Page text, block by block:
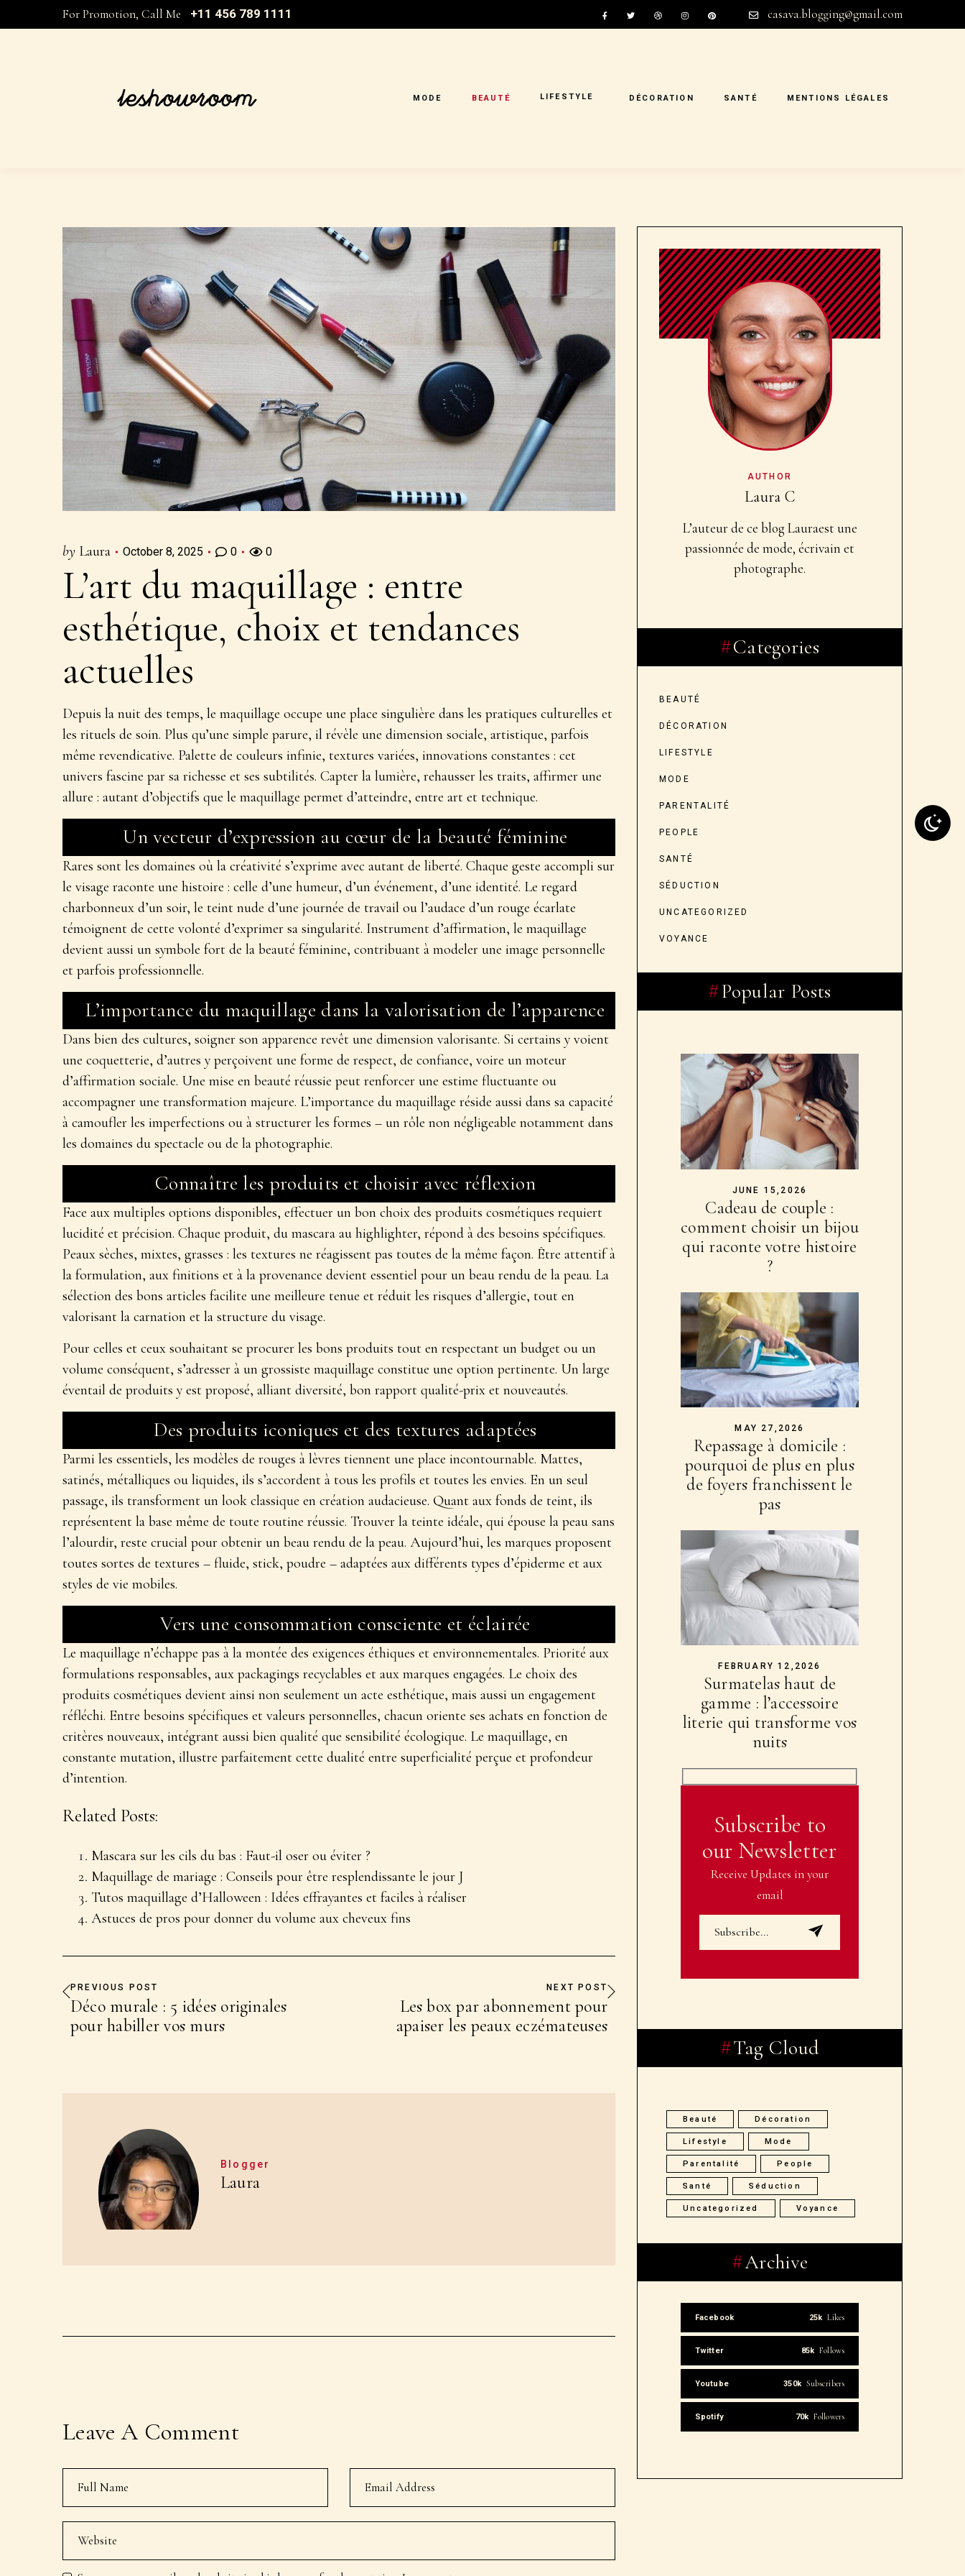
For Promotion, Call Me +11 456 789 1111 casava.blogging@gmail.com
MODE BEAUTÉ LIFESTYLE DÉCORATION SANTÉ MENTIONS LÉGALES
by Laura October 8, 2025 0 0
L’art du maquillage : entre
esthétique, choix et tendances
actuelles
Depuis la nuit des temps, le maquillage occupe une place singulière dans les pratiques culturelles et
les rituels de soin. Plus qu’une simple parure, il révèle une dimension sociale, artistique, parfois
même revendicative. Palette de couleurs infinie, textures variées, innovations constantes : cet
univers fascine par sa richesse et ses subtilités. Capter la lumière, rehausser les traits, affirmer une
allure : autant d’objectifs que le maquillage permet d’atteindre, entre art et technique.
Un vecteur d’expression au cœur de la beauté féminine
Rares sont les domaines où la créativité s’exprime avec autant de liberté. Chaque geste accompli sur
le visage raconte une histoire : celle d’une humeur, d’un événement, d’une identité. Le regard
charbonneux d’un soir, le teint nude d’une journée de travail ou l’audace d’un rouge écarlate
témoignent de cette volonté d’exprimer sa singularité. Instrument d’affirmation, le maquillage
devient aussi un symbole fort de la beauté féminine, contribuant à modeler une image personnelle
et parfois professionnelle.
L’importance du maquillage dans la valorisation de l’apparence
Dans bien des cultures, soigner son apparence revêt une dimension valorisante. Si certains y voient
une coquetterie, d’autres y perçoivent une forme de respect, de confiance, voire un moteur
d’affirmation sociale. Une mise en beauté réussie peut renforcer une estime fluctuante ou
accompagner une transformation majeure. L’importance du maquillage réside aussi dans sa capacité
à camoufler les imperfections ou à structurer les formes – un rôle non négligeable notamment dans
les domaines du spectacle ou de la photographie.
Connaître les produits et choisir avec réflexion
Face aux multiples options disponibles, effectuer un bon choix des produits cosmétiques requiert
lucidité et précision. Chaque produit, du mascara au highlighter, répond à des besoins spécifiques.
Peaux sèches, mixtes, grasses : les textures ne réagissent pas toutes de la même façon. Être attentif à
la formulation, aux finitions et à la provenance devient essentiel pour un beau rendu de la peau. La
sélection des bons articles facilite une meilleure tenue et réduit les risques d’allergie, tout en
valorisant la carnation et la structure du visage.
Pour celles et ceux souhaitant se procurer les bons produits tout en respectant un budget ou un
volume conséquent, s’adresser à un grossiste maquillage constitue une option pertinente. Un large
éventail de produits y est proposé, alliant diversité, bon rapport qualité-prix et nouveautés.
Des produits iconiques et des textures adaptées
Parmi les essentiels, les modèles de rouges à lèvres tiennent une place incontournable. Mattes,
satinés, métalliques ou liquides, ils s’accordent à tous les profils et toutes les envies. En un seul
passage, ils transforment un look classique en création audacieuse. Quant aux fonds de teint, ils
représentent la base même de toute routine réussie. Trouver la teinte idéale, qui épouse la peau sans
l’alourdir, reste crucial pour obtenir un beau rendu de la peau. Aujourd’hui, les marques proposent
toutes sortes de textures – fluide, stick, poudre – adaptées aux différents types d’épiderme et aux
styles de vie mobiles.
Vers une consommation consciente et éclairée
Le maquillage n’échappe pas à la montée des exigences éthiques et environnementales. Priorité aux
formulations responsables, aux packagings recyclables et aux marques engagées. Le choix des
produits cosmétiques devient ainsi non seulement un acte esthétique, mais aussi un engagement
réfléchi. Entre besoins spécifiques et valeurs personnelles, chacun oriente ses achats en fonction de
critères nouveaux, intégrant aussi bien qualité que sensibilité écologique. Le maquillage, en
constante mutation, illustre parfaitement cette dualité entre superficialité perçue et profondeur
d’intention.
Related Posts:
Mascara sur les cils du bas : Faut-il oser ou éviter ?
Maquillage de mariage : Conseils pour être resplendissante le jour J
Tutos maquillage d’Halloween : Idées effrayantes et faciles à réaliser
Astuces de pros pour donner du volume aux cheveux fins
PREVIOUS POST
Déco murale : 5 idées originales
pour habiller vos murs
NEXT POST
Les box par abonnement pour
apaiser les peaux eczémateuses
Blogger
Laura
Leave A Comment
AUTHOR
Laura C
L’auteur de ce blog Lauraest une
passionnée de mode, écrivain et
photographe.
Categories
BEAUTÉ
DÉCORATION
LIFESTYLE
MODE
PARENTALITÉ
PEOPLE
SANTÉ
SÉDUCTION
UNCATEGORIZED
VOYANCE
Popular Posts
JUNE 15,2026
Cadeau de couple :
comment choisir un bijou
qui raconte votre histoire
?
MAY 27,2026
Repassage à domicile :
pourquoi de plus en plus
de foyers franchissent le
pas
FEBRUARY 12,2026
Surmatelas haut de
gamme : l’accessoire
literie qui transforme vos
nuits
Subscribe to
our Newsletter
Receive Updates in your
email
Tag Cloud
Beauté Décoration
Lifestyle Mode
Parentalité People
Santé Séduction
Uncategorized Voyance
Archive
Facebook 25k Likes
Twitter 85k Follows
Youtube 350k Subscribers
Spotify 70k Followers